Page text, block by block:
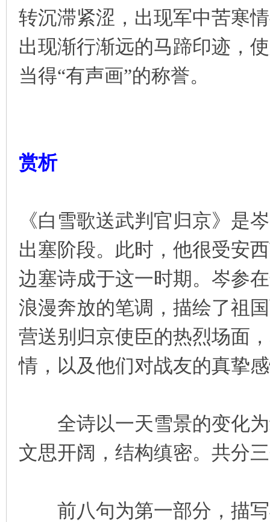
转沉滞紧涩，出现军中苦寒
出现渐行渐远的马蹄印迹，
当得“有声画”的称誉。
赏析
《白雪歌送武判官归京》是
出塞阶段。此时，他很受安
边塞诗成于这一时期。岑参
浪漫奔放的笔调，描绘了祖
营送别归京使臣的热烈场面
情，以及他们对战友的真挚
全诗以一天雪景的变化为
文思开阔，结构缜密。共分
前八句为第一部分，描写